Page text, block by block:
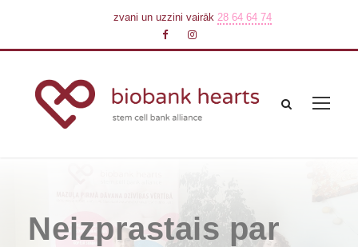
zvani un uzzini vairāk 28 64 64 74
Neizprastais par